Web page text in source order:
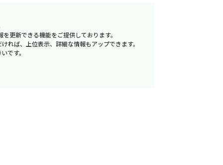
更新できる機能をご提供しております。
れば、上位表示、詳細な情報もアップできます。
です。